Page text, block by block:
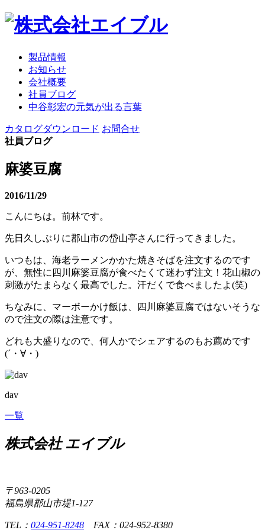
製品情報
お知らせ
会社概要
社員ブログ
中谷彰宏の元気が出る言葉
カタログダウンロード お問合せ
社員ブログ
麻婆豆腐
2016/11/29
こんにちは。前林です。
先日久しぶりに郡山市の岱山亭さんに行ってきました。
いつもは、海老ラーメンかかた焼きそばを注文するのです
が、無性に四川麻婆豆腐が食べたくて迷わず注文！花山椒の
刺激がたまらなく最高でした。汗だくで食べましたよ(笑)
ちなみに、マーボーかけ飯は、四川麻婆豆腐ではないそうな
ので注文の際は注意です。
どれも大盛りなので、何人かでシェアするのもお薦めです
(´・∀・)
dav
一覧
株式会社 エイブル
〒963-0205
福島県郡山市堤1-127
TEL： 024-951-8248 FAX：024-952-8380